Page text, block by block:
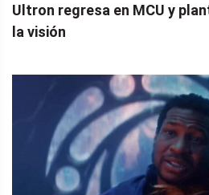
Ultron regresa en MCU y
la visión